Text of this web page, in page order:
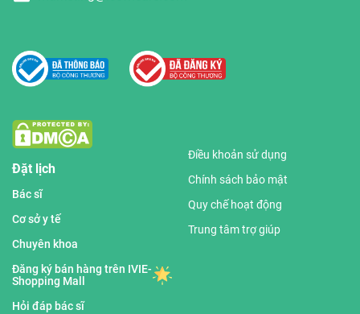
Đặt lịch
Bác sĩ
Cơ sở y tế
Chuyên khoa
Đăng ký bán hàng trên IVIE-
Shopping Mall
Hỏi đáp bác sĩ
Điều khoản sử dụng
Chính sách bảo mật
Quy chế hoạt động
Trung tâm trợ giúp